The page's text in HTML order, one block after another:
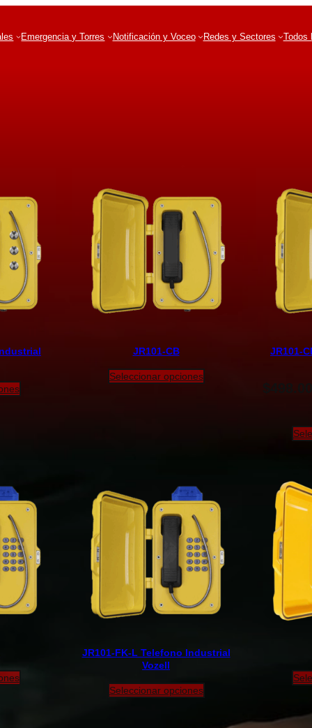
Emergencia y Torres Notificación y Voceo Redes y Sectores Todos
JR101-CB
Seleccionar opciones
JR101-
$498.00
JR101-FK-L Telefono Industrial
Vozell
Seleccionar opciones